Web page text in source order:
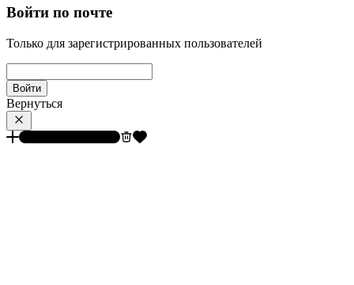
Войти по почте
Только для зарегистрированных пользователей
Войти
Вернуться